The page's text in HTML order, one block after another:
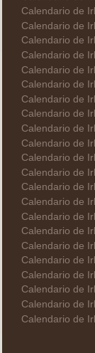
Calendario de
Calendario de
Calendario de
Calendario de
Calendario de
Calendario de
Calendario de
Calendario de
Calendario de
Calendario de
Calendario de
Calendario de
Calendario de
Calendario de
Calendario de
Calendario de
Calendario de
Calendario de
Calendario de
Calendario de
Calendario de
Calendario de